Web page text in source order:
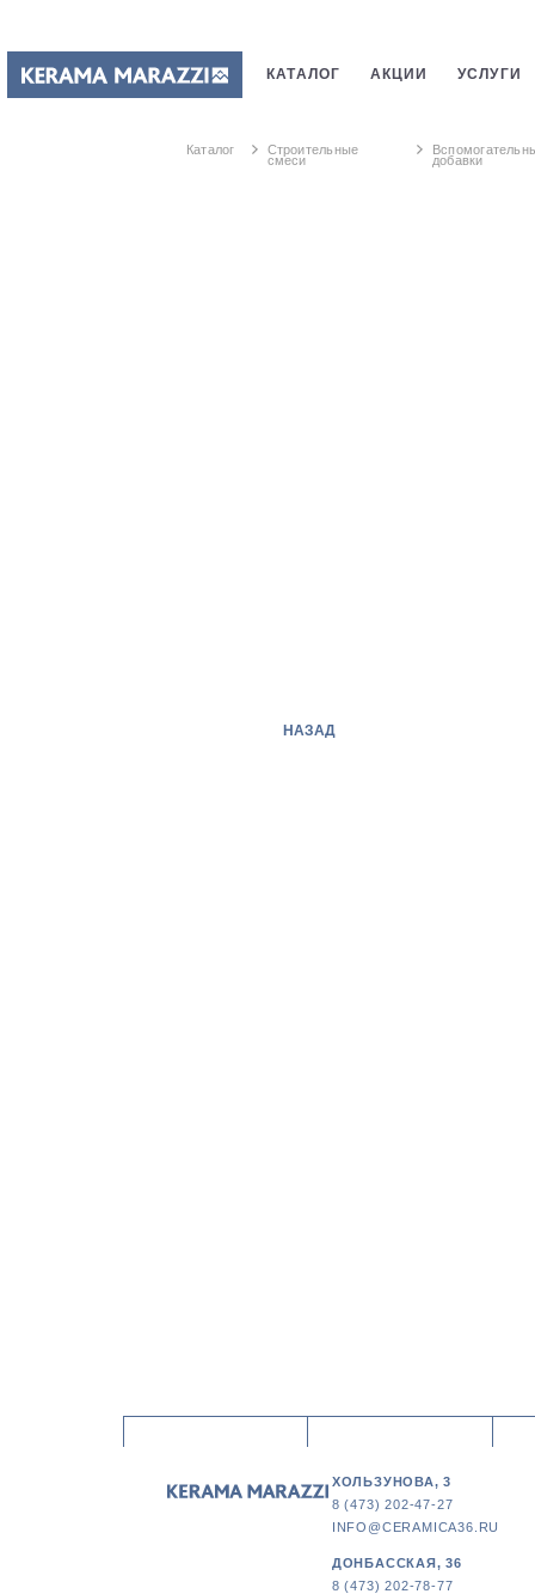
КАТАЛОГ АКЦИИ УСЛУГИ
Каталог Строительные
смеси добавки
НАЗАД
ХОЛЬЗУНОВА, 3
8 (473) 202-47-27
INFO@CERAMICA36.RU
ДОНБАССКАЯ, 36
8 (473) 202-78-77